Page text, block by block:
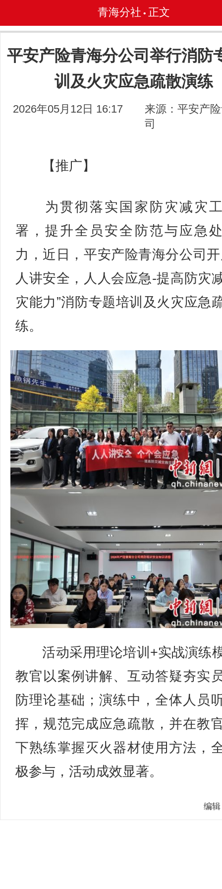
青海分社 • 正文
平安产险青海分公司举行消防
训及火灾应急疏散演练
2026年05月12日 16:17
来源：平安产
司
【推广】
为贯彻落实国家防灾减灾
署，提升全员安全防范与应急
力，近日，平安产险青海分公司开
人讲安全，人人会应急-提高防灾
灾能力”消防专题培训及火灾应急
练。
活动采用理论培训+实战演练
教官以案例讲解、互动答疑夯实
防理论基础；演练中，全体人员
挥，规范完成应急疏散，并在教
下熟练掌握灭火器材使用方法，
极参与，活动成效显著。
编